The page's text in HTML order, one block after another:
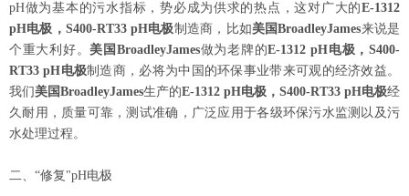
pH做为基本的污水指标 ，势必成为供求的热 点，这对广大的E-1312
pH电极 ， S400-RT33 pH电极制造商，比如美国BroadleyJames来说是
个重大利好。美国 BroadleyJames做为老牌的E-1312 pH电极 ，S400-
RT33 pH电极制造商，必将为中国的环保事业带来可观的经济效益。
我们美国BroadleyJames生产的E-1312 pH电极 ， S400-RT33 pH电极经
久耐用，质量可靠，测试准确，广泛应用于各级环保污水监测以及污
水处理过程。
二、 “修复 "pH电极